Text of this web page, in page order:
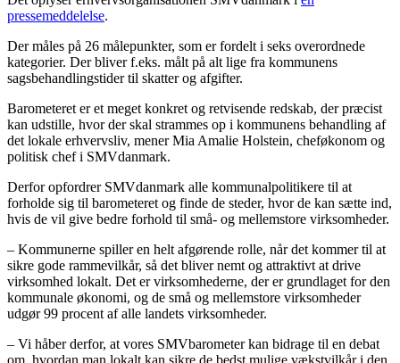
pressemeddelelse.
Der måles på 26 målepunkter, som er fordelt i seks overordnede
kategorier. Der bliver f.eks. målt på alt lige fra kommunens
sagsbehandlingstider til skatter og afgifter.
Barometeret er et meget konkret og retvisende redskab, der præcist
kan udstille, hvor der skal strammes op i kommunens behandling af
det lokale erhvervsliv, mener Mia Amalie Holstein, cheføkonom og
politisk chef i SMVdanmark.
Derfor opfordrer SMVdanmark alle kommunalpolitikere til at
forholde sig til barometeret og finde de steder, hvor de kan sætte ind,
hvis de vil give bedre forhold til små- og mellemstore virksomheder.
– Kommunerne spiller en helt afgørende rolle, når det kommer til at
sikre gode rammevilkår, så det bliver nemt og attraktivt at drive
virksomhed lokalt. Det er virksomhederne, der er grundlaget for den
kommunale økonomi, og de små og mellemstore virksomheder
udgør 99 procent af alle landets virksomheder.
– Vi håber derfor, at vores SMVbarometer kan bidrage til en debat
om, hvordan man lokalt kan sikre de bedst mulige vækstvilkår i den